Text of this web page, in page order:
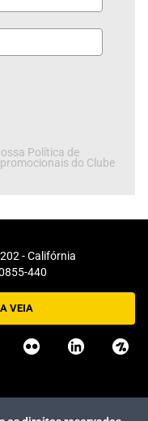
Política de
do Clube
- Califórnia
440
VEIA